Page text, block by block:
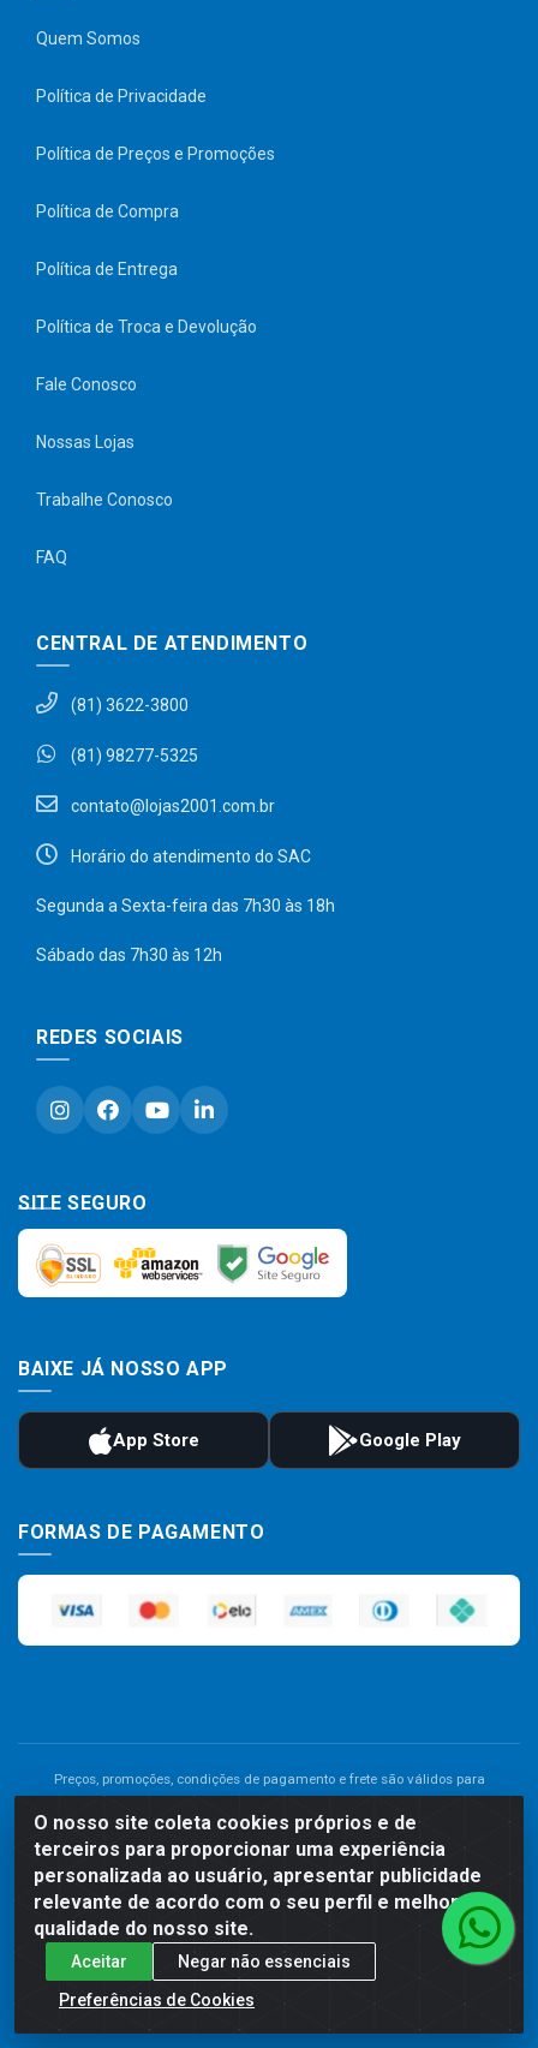
O nosso site coleta cookies próprios e de
terceiros para proporcionar uma experiência
personalizada ao usuário, apresentar publicidade
relevante de acordo com o seu perfil e melhorar a
qualidade do nosso site.
Aceitar
Negar não essenciais
Preferências de Cookies
Quem Somos
Política de Privacidade
Política de Preços e Promoções
Política de Compra
Política de Entrega
Política de Troca e Devolução
Fale Conosco
Nossas Lojas
Trabalhe Conosco
FAQ
CENTRAL DE ATENDIMENTO
(81) 3622-3800
(81) 98277-5325
contato@lojas2001.com.br
Horário do atendimento do SAC
Segunda a Sexta-feira das 7h30 às 18h
Sábado das 7h30 às 12h
REDES SOCIAIS
SITE SEGURO
BAIXE JÁ NOSSO APP
FORMAS DE PAGAMENTO
Preços, promoções, condições de pagamento e frete são válidos para
preço de um produto, será válido o preço que for exibido no carrinho de
compras do site no momento do pagamento. As vendas estão sujeitas a
análise e disponibilidade do estoque. Imagens de produtos meramente
Comercial de Construção 2001 LTDA - Av. Congresso
Eucarístico, 1179 - São José, Carpina - PE - CEP: 55811-000 -
70.220.389/0001-66